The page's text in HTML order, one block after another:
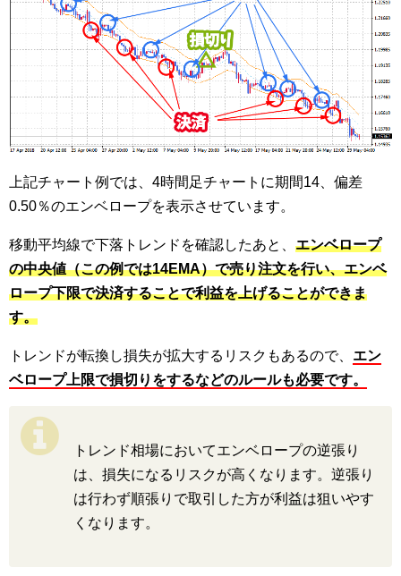
上記チャート例では、4時間足チャートに期間14、偏差
0.50％のエンベロープを表示させています。
移動平均線で下落トレンドを確認したあと、 エンベロープ
の中央値（この例では14EMA）で売り注文を行い、エンベ
ロープ下限で決済することで利益を上げることができま
す。
トレンドが転換し損失が拡大するリスクもあるので、 エン
ベロープ上限で損切りをするなどのルールも必要です。
トレンド相場においてエンベロープの逆張り
は、損失になるリスクが高くなります。逆張り
は行わず順張りで取引した方が利益は狙いやす
くなります。